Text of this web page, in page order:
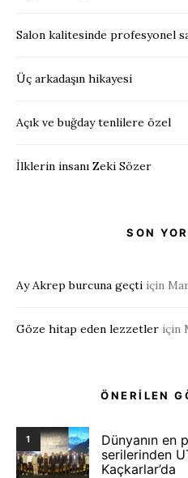
Salon kalitesinde profesyonel
Üç arkadaşın hikayesi
Açık ve buğday tenlilere özel
İlklerin insanı Zeki Sözer
SON
Ay Akrep burcuna geçti için
Göze hitap eden lezzetler için
ÖNERİLEN
1
Dünyanın en
serilerinden
Kaçkarlar’da